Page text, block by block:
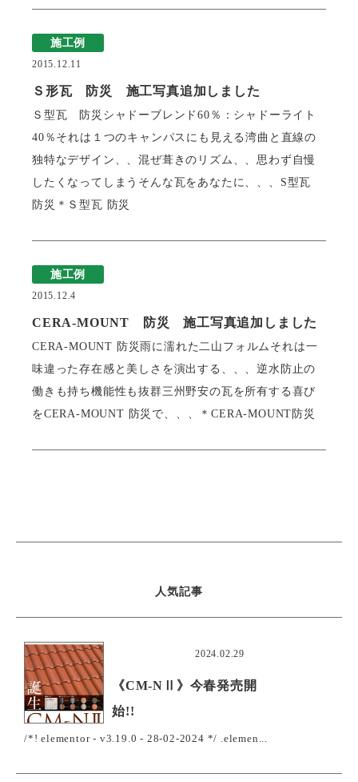
施工例
2015.12.11
Ｓ形瓦 防災 施工写真追加しました
Ｓ型瓦 防災シャドーブレンド60％：シャドーライト
40％それは１つのキャンパスにも見える湾曲と直線の
独特なデザイン、、混ぜ葺きのリズム、、思わず自慢
したくなってしまうそんな瓦をあなたに、、、S型瓦
防災＊Ｓ型瓦 防災
施工例
2015.12.4
CERA-MOUNT 防災 施工写真追加しました
CERA-MOUNT 防災雨に濡れた二山フォルムそれは一
味違った存在感と美しさを演出する、、、逆水防止の
働きも持ち機能性も抜群三州野安の瓦を所有する喜び
をCERA-MOUNT 防災で、、、＊CERA-MOUNT防災
人気記事
2024.02.29
《CM-NⅡ》今春発売開
始!!
/*! elementor - v3.19.0 - 28-02-2024 */ .elemen...